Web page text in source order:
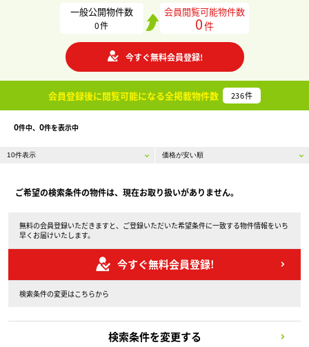
一般公開物件数
0件
会員閲覧可能物件数
0件
今すぐ無料会員登録!
会員登録後に閲覧可能になる全掲載物件数 236件
0件中、 0件を表示中
ご希望の検索条件の物件は、現在お取り扱いがありません。
無料の会員登録いただきますと、ご登録いただいた希望条件に一致する物件情報をいち
早くお届けいたします。
今すぐ無料会員登録!
検索条件の変更はこちらから
検索条件を変更する